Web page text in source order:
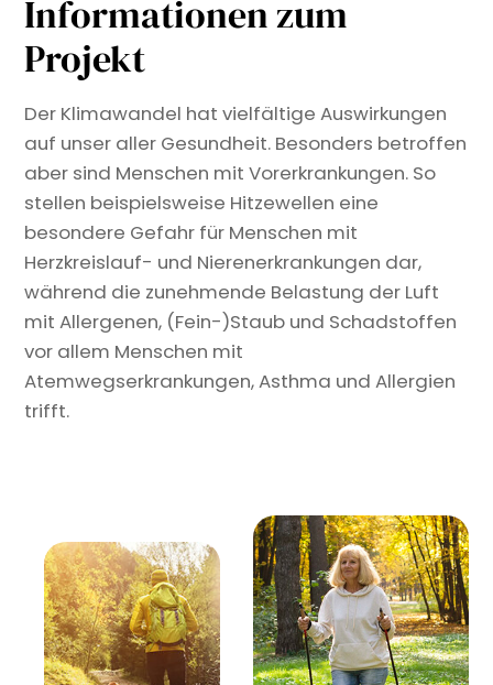
Informationen zum
Projekt
Der Klimawandel hat vielfältige Auswirkungen
auf unser aller Gesundheit. Besonders betroffen
aber sind Menschen mit Vorerkrankungen. So
stellen beispielsweise Hitzewellen eine
besondere Gefahr für Menschen mit
Herzkreislauf- und Nierenerkrankungen dar,
während die zunehmende Belastung der Luft
mit Allergenen, (Fein-)Staub und Schadstoffen
vor allem Menschen mit
Atemwegserkrankungen, Asthma und Allergien
trifft.